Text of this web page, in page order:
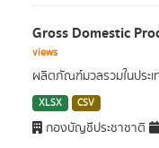
Gross Domestic
views
ผลิตภัณฑ์มวลรวมในประเ
XLSX CSV
กองบัญชีประชาชาติ